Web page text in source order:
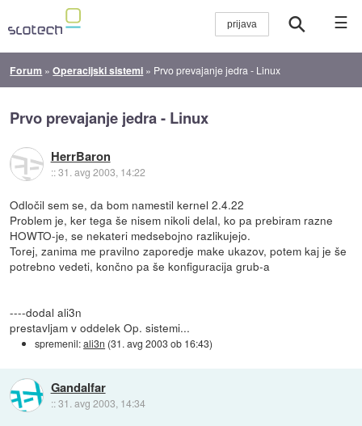
☰
Forum »Operacijski sistemi » Prvo prevajanje jedra - Linux
Prvo prevajanje jedra - Linux
HerrBaron
::31. avg 2003, 14:22
Odločil sem se, da bom namestil kernel 2.4.22
Problem je, ker tega še nisem nikoli delal, ko pa prebiram razne
HOWTO-je, se nekateri medsebojno razlikujejo.
Torej, zanima me pravilno zaporedje make ukazov, potem kaj je še
potrebno vedeti, končno pa še konfiguracija grub-a
----dodal ali3n
prestavljam v oddelek Op. sistemi...
spremenil:ali3n (31. avg 2003 ob 16:43)
Gandalfar
::31. avg 2003, 14:34